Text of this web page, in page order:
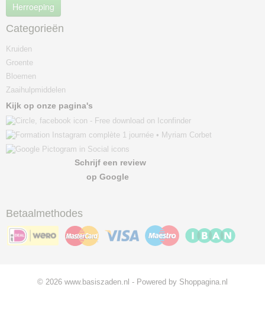
Herroeping
Categorieën
Kruiden
Groente
Bloemen
Zaaihulpmiddelen
Kijk op onze pagina's
Schrijf een review
op Google
Betaalmethodes
© 2026 www.basiszaden.nl - Powered by Shoppagina.nl